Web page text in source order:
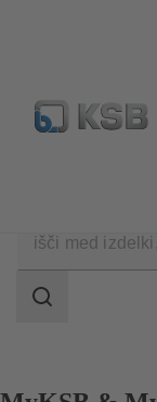
Standardno
iskanja
področje